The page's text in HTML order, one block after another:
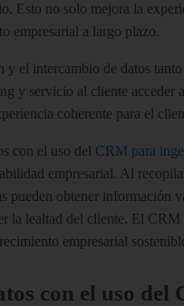
Esto no solo mejora la
empresarial a largo plazo.
el intercambio de datos
y servicio al cliente
coherente para el
con el uso del CRM para
empresarial. Al
pueden obtener información
la lealtad del cliente. El
empresarial
con el uso del